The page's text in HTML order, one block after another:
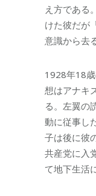
え方である
けた彼だが
意識から去
1928年18
想はアナキ
る。左翼の
動に従事し
子は後に彼
共産党に入
て地下生活